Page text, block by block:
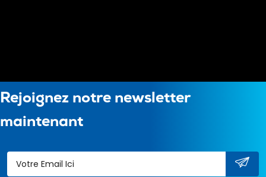
Rejoignez notre newsletter
maintenant